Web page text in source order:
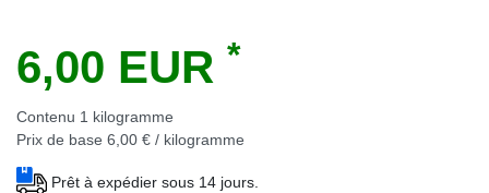
6,00 EUR *
Contenu 1 kilogramme
Prix de base 6,00 € / kilogramme
Prêt à expédier sous 14 jours.